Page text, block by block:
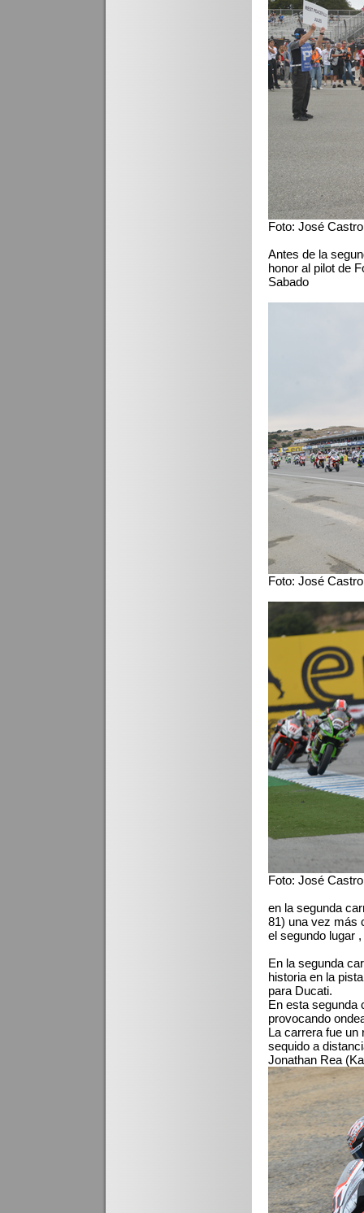
Foto: José Castro
Antes de la
honor al pilot de
Sabado
Foto: José Castro
Foto: José Castro
en la segunda
81) una vez más
el segundo lugar
En la segunda
historia en la
para Ducati.
En esta segunda
provocando
La carrera fue un
sequido a
Jonathan Rea